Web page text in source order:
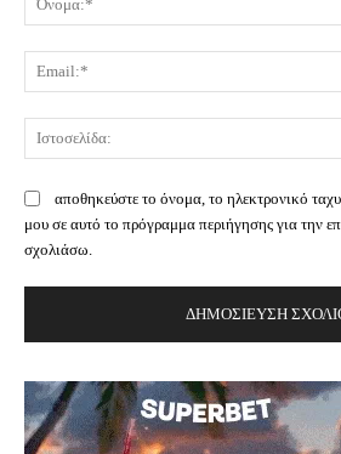
αποθηκεύστε το όνομα, το ηλεκτρονικό
μου σε αυτό το πρόγραμμα περιήγησης για την
σχολιάσω.